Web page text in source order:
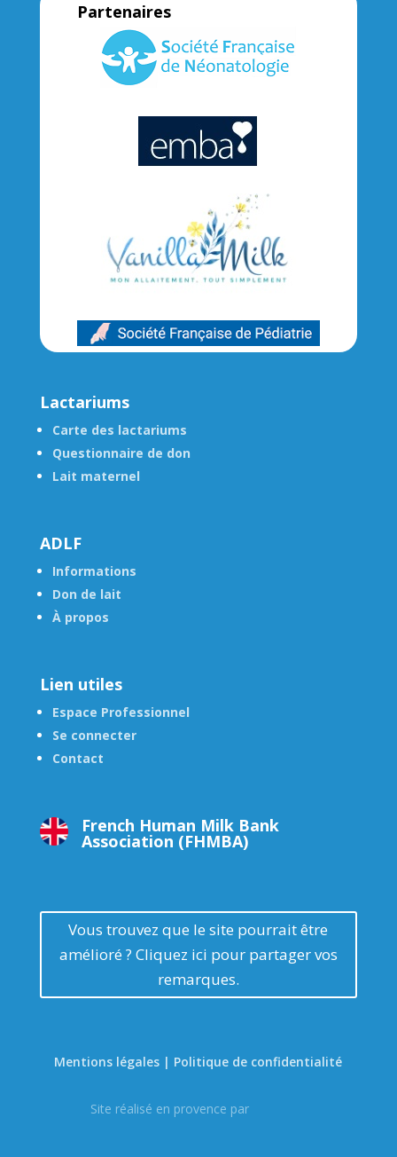
Partenaires
Lactariums
Carte des lactariums
Questionnaire de don
Lait maternel
ADLF
Informations
Don de lait
À propos
Lien utiles
Espace Professionnel
Se connecter
Contact
French Human Milk Bank
Association (FHMBA)
Vous trouvez que le site pourrait être
amélioré ? Cliquez ici pour partager vos
remarques.
Mentions légales | Politique de confidentialité
Site réalisé en provence par